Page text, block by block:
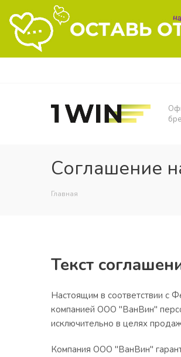
Соглашение
Главная
Текст
Настоящим в соответствии с
компанией ООО "ВанВин"
исключительно в целях
Компания ООО "ВанВин"